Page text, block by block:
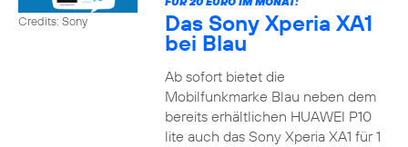
Credits: Sony Das Sony Xperia XA1
bei Blau
Ab sofort bietet die
Mobilfunkmarke Blau neben dem
bereits erhältlichen HUAWEI P10
lite auch das Sony Xperia XA1 für 1